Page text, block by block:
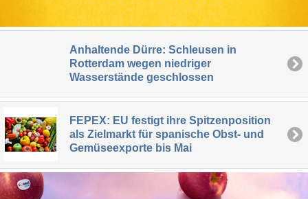
Anhaltende Dürre: Schleusen in
Rotterdam wegen niedriger
Wasserstände geschlossen
FEPEX: EU festigt ihre Spitzenposition
als Zielmarkt für spanische Obst- und
Gemüseexporte bis Mai